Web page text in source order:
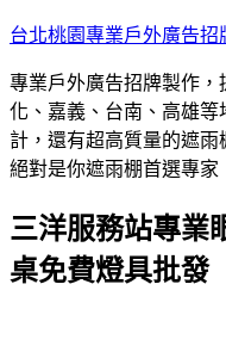
跳
主
要
內
容
台北桃園專業戶外廣告招
專業戶外廣告招牌製作
化、嘉義、台南、高雄
計，還有超高質量的遮雨
絕對是你遮雨棚首選專家
三洋服務站專業
桌免費燈具批發